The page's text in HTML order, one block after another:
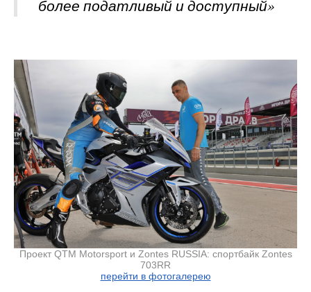
более податливый и доступный»
Проект QTM Motorsport и Zontes RUSSIA: спортбайк Zontes
703RR
перейти в фотогалерею